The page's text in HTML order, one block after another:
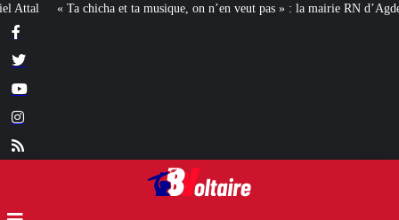
on n’en veut pas » : la mairie RN d’Agde face à la meute « antiraciste »